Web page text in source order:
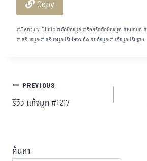
ok
Copy
#Century Clinic #ตัดปีกจมูก#ร้อยรัดตัดปีกจมูก#หมอนก#
#เสริมจมูก#เสริมจมูกปรับโหงวเฮ้ง#แก้จมูก#แก้จมูกปรับฐาน
PREVIOUS
รีวิว แก้จมูก #1217
ค้นหา